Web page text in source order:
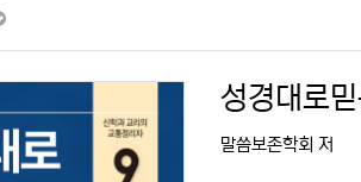
성경대로
말씀보존학회 저